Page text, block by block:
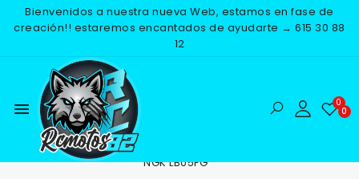
Bienvenidos a nuestra nueva Web, estamos en fase de
creación!! estaremos encantados de ayudarte → 615 30 88
12
menu
Inicio RECAMBIOS
NGK LB05FG